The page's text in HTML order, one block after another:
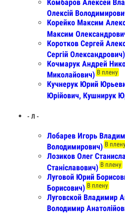
Комбаров Алексей
Олексій
Корейко Максим
Максим
Коротков Сергей
Сергій Олександрович)
Кочмарук Андрей
Миколайович) В плену
Кучнерук Юрий
Юрійович, Кушнирук
- Л -
Лобарев Игорь
Володимирович) В плену
Лозиков Олег
Станіславович) В плену
Луговой Юрий
Борисович) В плену
Луговской Владимир
Володимир